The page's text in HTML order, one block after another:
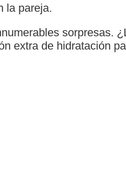
la pareja.
sorpresas.
extra de hidratación